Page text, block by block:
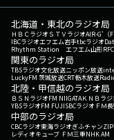
北海道・東北のラジオ局
ＨＢＣラジオＳＴＶラジオAIR-G'（
IBCラジオエフエム岩手tbcラジオ
Rhythm Station エフエム山形
関東のラジオ局
TBSラジオ文化放送ニッポン放送
LuckyFM 茨城放送CRT栃木放送
北陸・甲信越のラジオ局
ＢＳＮラジオFM NIIGATAＫＮＢラジ
YBSラジオFM FUJISBCラジオ ＦＭ
中部のラジオ局
CBCラジオ東海ラジオぎふチャン
レディオキューブ ＦＭ三重NHK AM